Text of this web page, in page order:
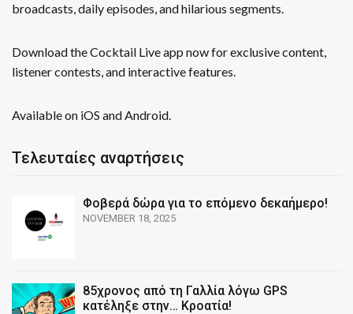
broadcasts, daily episodes, and hilarious segments.
Download the Cocktail Live app now for exclusive content,
listener contests, and interactive features.
Available on iOS and Android.
Τελευταίες αναρτήσεις
Φοβερά δώρα για το επόμενο δεκαήμερο!
NOVEMBER 18, 2025
85χρονος από τη Γαλλία λόγω GPS
κατέληξε στην… Κροατία!